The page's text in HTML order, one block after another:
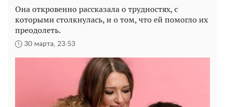
Она откровенно рассказала о трудностях, с
которыми столкнулась, и о том, что ей помогло их
преодолеть.
30 марта, 23:53